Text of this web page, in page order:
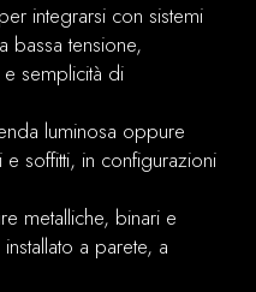
integrarsi con sistemi
bassa tensione,
semplicità di
luminosa oppure
soffitti, in configurazioni
metalliche, binari e
a parete, a